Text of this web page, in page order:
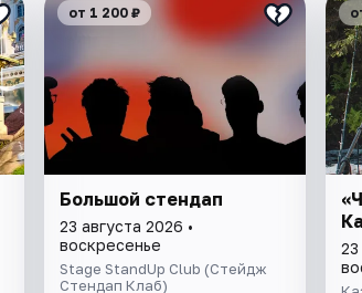
от 1 200 ₽
Большой стендап
23 августа 2026 •
воскресенье
Stage StandUp Club (Стейдж
Стендап Клаб)
23